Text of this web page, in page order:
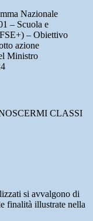
Nazionale
– Scuola e
– Obiettivo
azione
Ministro
CLASSI
si avvalgono di
finalità illustrate nella